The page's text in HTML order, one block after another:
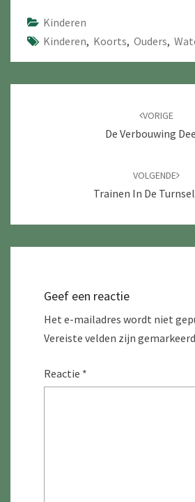
Kinderen
Kinderen, Koorts, Ouders,
VORIGE
De Verbouwing
VOLGENDE
Trainen In De
Geef een reactie
Het e-mailadres wordt niet
Vereiste velden zijn
Reactie *